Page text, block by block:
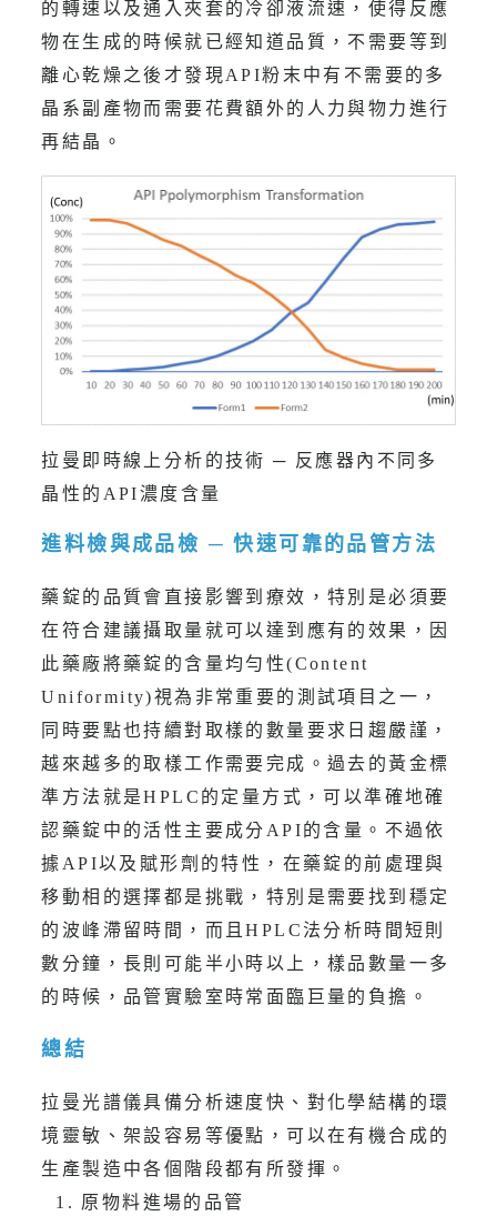
的轉速以及通入夾套的冷卻液流速，使得反應
物在生成的時候就已經知道品質，不需要等到
離心乾燥之後才發現API粉末中有不需要的多
晶系副產物而需要花費額外的人力與物力進行
再結晶。
拉曼即時線上分析的技術 ─ 反應器內不同多
晶性的API濃度含量
進料檢與成品檢 ─ 快速可靠的品管方法
藥錠的品質會直接影響到療效，特別是必須要
在符合建議攝取量就可以達到應有的效果，因
此藥廠將藥錠的含量均勻性(Content
Uniformity)視為非常重要的測試項目之一，
同時要點也持續對取樣的數量要求日趨嚴謹，
越來越多的取樣工作需要完成。過去的黃金標
準方法就是HPLC的定量方式，可以準確地確
認藥錠中的活性主要成分API的含量。不過依
據API以及賦形劑的特性，在藥錠的前處理與
移動相的選擇都是挑戰，特別是需要找到穩定
的波峰滯留時間，而且HPLC法分析時間短則
數分鐘，長則可能半小時以上，樣品數量一多
的時候，品管實驗室時常面臨巨量的負擔。
總結
拉曼光譜儀具備分析速度快、對化學結構的環
境靈敏、架設容易等優點，可以在有機合成的
生產製造中各個階段都有所發揮。
1. 原物料進場的品管